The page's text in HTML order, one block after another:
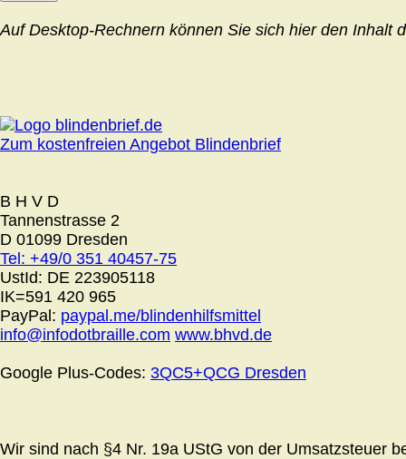
Auf Desktop-Rechnern können Sie sich hier den Inhalt
Zum kostenfreien Angebot Blindenbrief
B H V D
Tannenstrasse 2
D 01099 Dresden
Tel: +49/0 351 40457-75
UstId: DE 223905118
IK=591 420 965
PayPal: paypal.me/blindenhilfsmittel
info@infodotbraille.com www.bhvd.de
Google Plus-Codes: 3QC5+QCG Dresden
Wir sind nach §4 Nr. 19a UStG von der Umsatzsteuer